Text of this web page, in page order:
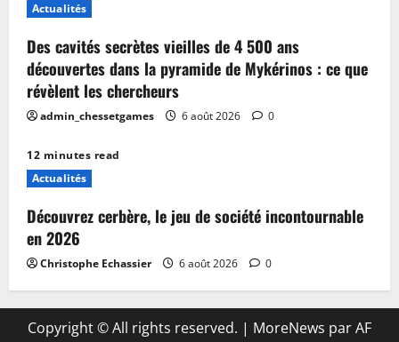
Actualités
Des cavités secrètes vieilles de 4 500 ans
découvertes dans la pyramide de Mykérinos : ce que
révèlent les chercheurs
admin_chessetgames 6 août 2026 0
12 minutes read
Actualités
Découvrez cerbère, le jeu de société incontournable
en 2026
Christophe Echassier 6 août 2026 0
Copyright © All rights reserved. | MoreNews par AF